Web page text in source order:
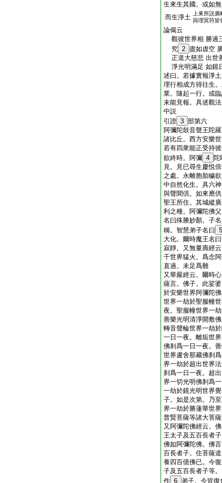
生來生其國。或如
而生淨土
上來所説
與理冥符皆
論偈云
觀彼世界相 勝過
究 2 盡如虚空
正道大慈悲 出世
淨光明滿足 如鏡
述曰。若據實報淨
理行相成方得往生
業。隨起一行。或
未能見報。具述觀
中説
引證 3 部第六
阿彌陀鼓音聲王陀
諸比丘。西方安樂
若有四衆能正受持
欲終時。阿彌 4 陀
見。見已尋生慶悦
之處。永離胞胎穢
中自然化生。具六
與聲聞倶。如來應
聖王所住。其城縱
利之種。阿彌陀佛
名曰殊勝妙顏。子
稱。智慧弟子名曰 5
大化。爾時魔王名
寂靜。又無量壽經
千世界猛火。爲念
直過。未足爲難
又華嚴經云。爾時
薩言。佛子。此娑
於安樂世界阿彌陀
世界一劫於聖服幢
夜。聖服幢世界一
善樂光明清淨開敷
轉音聲輪世界一劫
一日一夜。離垢世
佛刹爲一日一夜。
世界盧舍那藏佛刹
界一劫於超出世界
刹爲一日一夜。超
界一切光明佛刹爲
一劫於鏡光明世界
子。如是次第。乃
界一劫於勝蓮華世
普賢菩薩等諸大菩
又阿彌陀佛經云。
王太子及五百長者
佛如阿彌陀佛。佛
百長者子。住菩薩
養四百億佛已。今
子及五百長者子等
作 6 弟子。今皆